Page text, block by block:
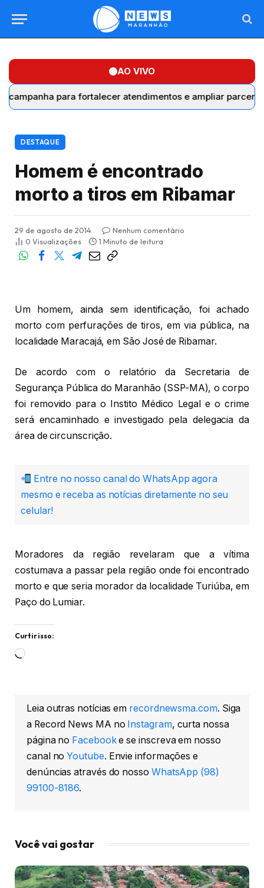
AO VIVO
para fortalecer atendimentos e ampliar parcerias com
DESTAQUE
Homem é encontrado
morto a tiros em Ribamar
29 de agosto de 2014
Nenhum comentário
0 Visualizações 1 Minuto de leitura
Um homem, ainda sem identificação, foi achado
morto com perfurações de tiros, em via pública, na
localidade Maracajá, em São José de Ribamar.
De acordo com o relatório da Secretaria de
Segurança Pública do Maranhão (SSP-MA), o corpo
foi removido para o Instito Médico Legal e o crime
será encaminhado e investigado pela delegacia da
área de circunscrição.
Entre no nosso canal do WhatsApp agora
mesmo e receba as notícias diretamente no seu
celular!
Moradores da região revelaram que a vítima
costumava a passar pela região onde foi encontrado
morto e que seria morador da localidade Turiúba, em
Paço do Lumiar.
Curtir isso:
Carregando...
Leia outras notícias em recordnewsma.com. Siga
a Record News MA no Instagram, curta nossa
página no Facebooke se inscreva em nosso
canal noYoutube. Envie informações e
denúncias através do nosso WhatsApp (98)
99100-8186.
Você vai gostar